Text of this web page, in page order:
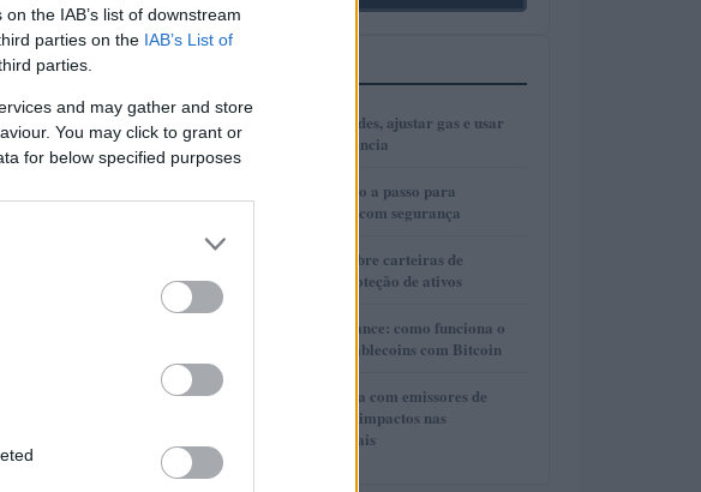
the IAB’s list of downstream
parties on the IAB’s List of
parties.
and may gather and store
You may click to grant or
for below specified purposes
torno de
1
Como escolher redes, ajustar gas e usar
bridges com eficiência
2
Cold wallets: passo a passo para
configurar e usar com segurança
3
Guia completo sobre carteiras de
autocustódia e proteção de ativos
Lite Loan da Binance: como funciona o
empréstimo de stablecoins com Bitcoin
5
Cooperação direta com emissores de
stablecoins e seus impactos nas
investigações penais